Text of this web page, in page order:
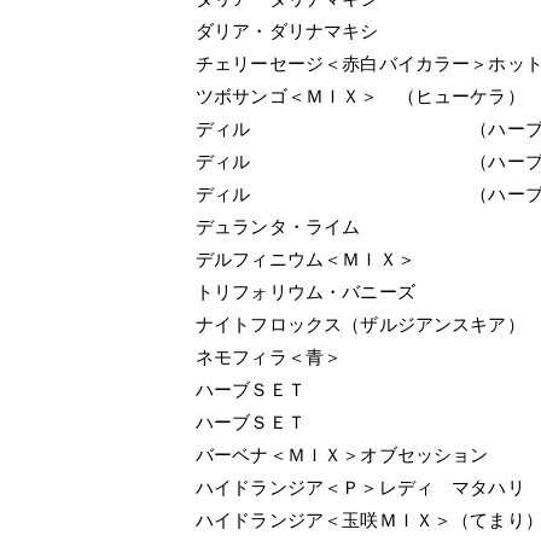
ダリア・ダリナマキシ
チェリーセージ＜赤白バイカラー＞ホッ
ツボサンゴ＜ＭＩＸ＞ （ヒューケラ）
ディル （ハーブ
ディル （ハーブ
ディル （ハーブ
デュランタ・ライム
デルフィニウム＜ＭＩＸ＞
トリフォリウム・バニーズ
ナイトフロックス（ザルジアンスキア）
ネモフィラ＜青＞
ハーブＳＥＴ
ハーブＳＥＴ
バーベナ＜ＭＩＸ＞オブセッション
ハイドランジア＜Ｐ＞レディ マタハリ
ハイドランジア＜玉咲ＭＩＸ＞（てまり）